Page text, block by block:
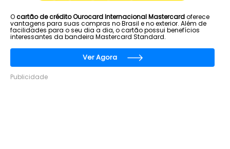
Ocartão de crédito Ourocard Internacional Mastercardoferece
vantagens para suas compras no Brasil e no exterior. Além de
facilidades para o seu dia a dia, o cartão possui benefícios
interessantes da bandeira Mastercard Standard.
Ver Agora
Publicidade